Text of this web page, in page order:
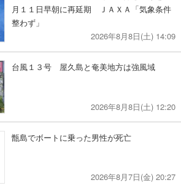
月１１日早朝に再延期 ＪＡＸＡ「気象条件
整わず」
2026年8月8日(土) 14:09
台風１３号 屋久島と奄美地方は強風域
2026年8月8日(土) 12:20
甑島でボートに乗った男性が死亡
2026年8月7日(金) 20:27